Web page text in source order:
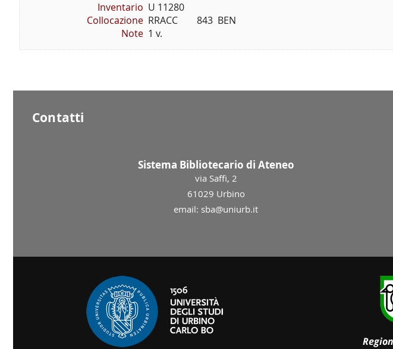
Inventario U 11280
Collocazione RRACC        843  BEN
Note 1 v.
Contatti
Sistema Bibliotecario di Ateneo
via Saffi, 2
61029 Urbino
email: sba@uniurb.it